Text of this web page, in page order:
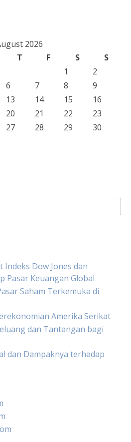
2026
T F S
S
1
2
6 7 8
9
13 14 15
16
20 21 22
23
27 28 29
30
Dow Jones dan
Pasar Keuangan Global
Saham Terkemuka di
Amerika Serikat
dan Tantangan bagi
dan Dampaknya terhadap